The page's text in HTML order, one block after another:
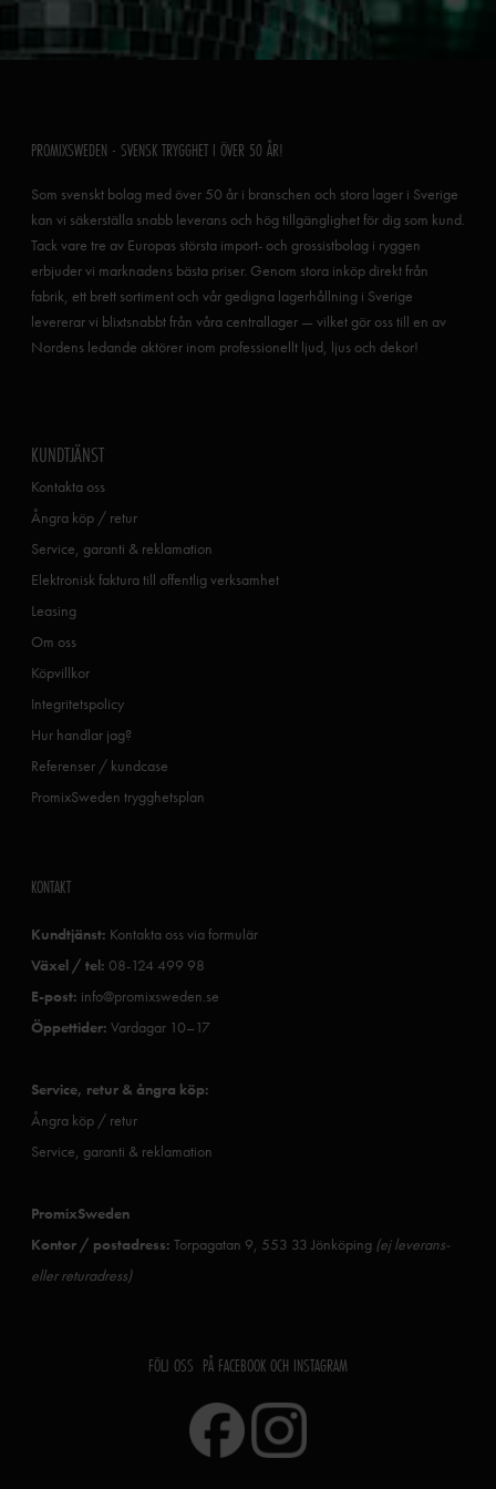
PROMIXSWEDEN - SVENSK TRYGGHET I ÖVER 50 ÅR!
Som svenskt bolag med över 50 år i branschen och stora lager i Sverige
kan vi säkerställa snabb leverans och hög tillgänglighet för dig som kund.
Tack vare tre av Europas största import- och grossistbolag i ryggen
erbjuder vi marknadens bästa priser. Genom stora inköp direkt från
fabrik, ett brett sortiment och vår gedigna lagerhållning i Sverige
levererar vi blixtsnabbt från våra centrallager — vilket gör oss till en av
Nordens ledande aktörer inom professionellt ljud, ljus och dekor!
KUNDTJÄNST
Kontakta oss
Ångra köp / retur
Service, garanti & reklamation
Elektronisk faktura till offentlig verksamhet
Leasing
Om oss
Köpvillkor
Integritetspolicy
Hur handlar jag?
Referenser / kundcase
PromixSweden trygghetsplan
KONTAKT
Kundtjänst: Kontakta oss via formulär
Växel / tel: 08-124 499 98
E-post: info@promixsweden.se
Öppettider: Vardagar 10–17
Service, retur & ångra köp:
Ångra köp / retur
Service, garanti & reklamation
PromixSweden
Kontor / postadress: Torpagatan 9, 553 33 Jönköping (ej leverans-
eller returadress)
FÖLJ OSS PÅ FACEBOOK OCH INSTAGRAM